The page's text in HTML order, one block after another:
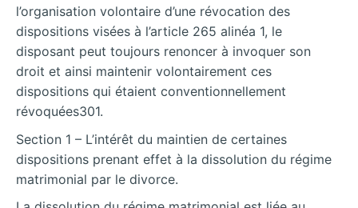
l’organisation volontaire d’une révocation des
dispositions visées à l’article 265 alinéa 1, le
disposant peut toujours renoncer à invoquer son
droit et ainsi maintenir volontairement ces
dispositions qui étaient conventionnellement
révoquées301.
Section 1 – L’intérêt du maintien de certaines
dispositions prenant effet à la dissolution du régime
matrimonial par le divorce.